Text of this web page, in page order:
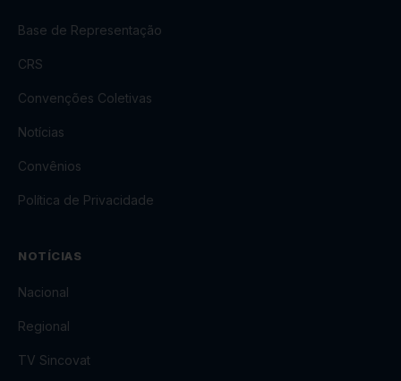
Base de Representação
CRS
Convenções Coletivas
Notícias
Convênios
Política de Privacidade
NOTÍCIAS
Nacional
Regional
TV Sincovat